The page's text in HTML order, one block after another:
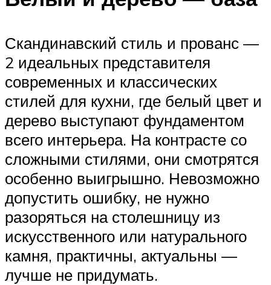
Скандинавский стиль и прованс —
2 идеальных представителя
современных и классических
стилей для кухни, где белый цвет и
дерево выступают фундаментом
всего интерьера. На контрасте со
сложными стилями, они смотрятся
особенно выигрышно. Невозможно
допустить ошибку, не нужно
разоряться на столешницу из
искусственного или натурального
камня, практичны, актуальны —
лучше не придумать.